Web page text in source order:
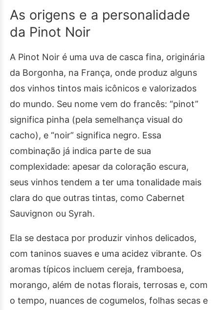
As origens e a personalidade
da Pinot Noir
A Pinot Noir é uma uva de casca fina, originária
da Borgonha, na França, onde produz alguns
dos vinhos tintos mais icônicos e valorizados
do mundo. Seu nome vem do francês: “pinot”
significa pinha (pela semelhança visual do
cacho), e “noir” significa negro. Essa
combinação já indica parte de sua
complexidade: apesar da coloração escura,
seus vinhos tendem a ter uma tonalidade mais
clara do que outras tintas, como Cabernet
Sauvignon ou Syrah.
Ela se destaca por produzir vinhos delicados,
com taninos suaves e uma acidez vibrante. Os
aromas típicos incluem cereja, framboesa,
morango, além de notas florais, terrosas e, com
o tempo, nuances de cogumelos, folhas secas e